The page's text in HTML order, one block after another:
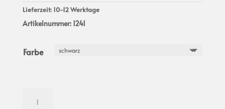
Lieferzeit: 10-12 Werktage
Artikelnummer: 1241
Farbe
Schlafauflage